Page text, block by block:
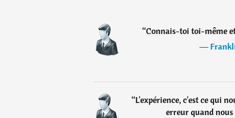
“Connais-toi toi-même
―
“L'expérience, c'est ce qui
erreur quand